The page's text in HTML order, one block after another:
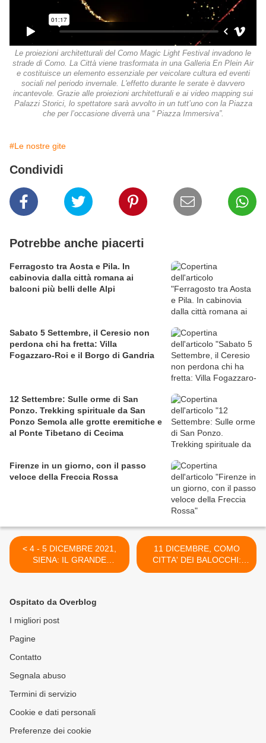
Le proiezioni architetturali del Como Magic Light Festival invadono le
strade di Como. La Città viene trasformata in una Galleria En Plein Air
e costituisce un elemento essenziale per veicolare cultura ed eventi
sociali nel periodo invernale. L'effetto durante le serate è davvero
incantevole. Grazie alle proiezioni architetturali e ai video mapping sui
Palazzi Storici, lo spettatore sarà avvolto in un tutt’uno con la Piazza
che per l’occasione diverrà una “ Piazza Immersiva”.
#Le nostre gite
Condividi
Potrebbe anche piacerti
Ferragosto tra Aosta e Pila. In
cabinovia dalla città romana ai
balconi più belli delle Alpi
Sabato 5 Settembre, il Ceresio non
perdona chi ha fretta: Villa
Fogazzaro-Roi e il Borgo di Gandria
12 Settembre: Sulle orme di San
Ponzo. Trekking spirituale da San
Ponzo Semola alle grotte eremitiche e
al Ponte Tibetano di Cecima
Firenze in un giorno, con il passo
veloce della Freccia Rossa
< 4 - 5 DICEMBRE 2021,
SIENA: IL GRANDE
MERCATO MEDIEVALE
11 DICEMBRE, COMO
CITTA' DEI BALOCCHI:
TORNANO LO
Ospitato da Overblog
I migliori post
Pagine
Contatto
Segnala abuso
Termini di servizio
Cookie e dati personali
Preferenze dei cookie